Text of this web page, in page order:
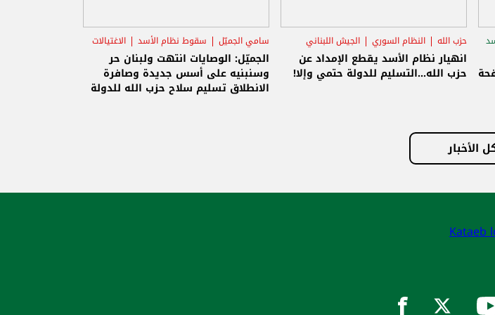
حزب الله النظام السوري الجيش اللبناني
انهيار نظام الأسد يقطع الإمداد عن
حزب الله...التسليم للدولة حتمي وإلا!
سامي الجميّل سقوط نظام الأسد الاغتيالات
الجميّل: الوصايات انتهت ولبنان حر
وسنبنيه على أسس جديدة وصافرة
الانطلاق تسليم سلاح حزب الله للدولة
الأخبار